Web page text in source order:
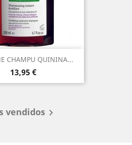
CHAMPU QUININA...
Precio
13,95 €
vendidos 